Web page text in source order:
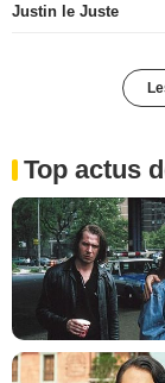
Justin le Juste
Top actus